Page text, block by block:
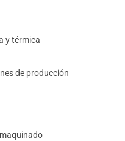
y térmica
de producción